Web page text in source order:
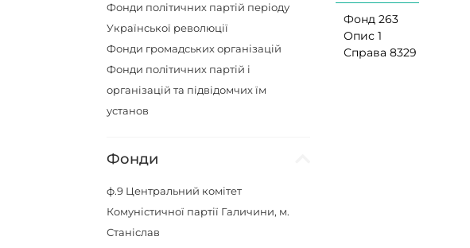
Фонди політичних партій періоду
Української революції
Фонди громадських організацій
Фонди політичних партій і
організацій та підвідомчих їм
установ
Фонди
ф.9 Центральний комітет
Комуністичної партії Галичини, м.
Станіслав
Фонд 263
Опис 1
Справа 8329